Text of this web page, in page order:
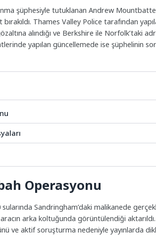
şüphesiyle tutuklanan Andrew
Thames Valley Police tarafından
alındığı ve Berkshire ile Norfolk’taki
yapılan güncellemede ise şüphelinin
Operasyonu
Sandringham’daki malikanede
arka koltuğunda görüntülendiği
ve aktif soruşturma nedeniyle yayınlarda